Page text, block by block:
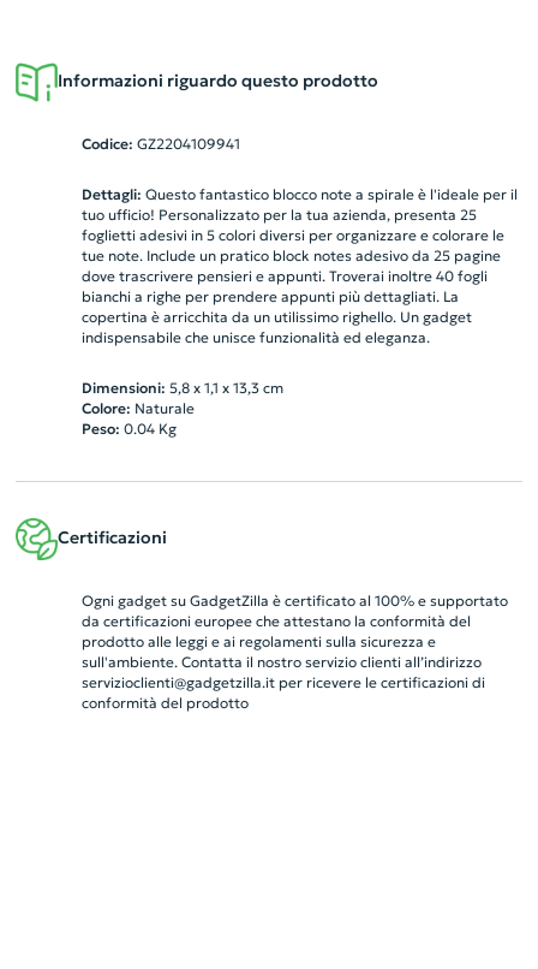
Informazioni riguardo questo prodotto
Codice: GZ2204109941
Dettagli: Questo fantastico blocco note a spirale è l'ideale per il
tuo ufficio! Personalizzato per la tua azienda, presenta 25
foglietti adesivi in 5 colori diversi per organizzare e colorare le
tue note. Include un pratico block notes adesivo da 25 pagine
dove trascrivere pensieri e appunti. Troverai inoltre 40 fogli
bianchi a righe per prendere appunti più dettagliati. La
copertina è arricchita da un utilissimo righello. Un gadget
indispensabile che unisce funzionalità ed eleganza.
Dimensioni: 5,8 x 1,1 x 13,3 cm
Colore: Naturale
Peso: 0.04Kg
Certificazioni
Ogni gadget su GadgetZilla è certificato al 100% e supportato
da certificazioni europee che attestano la conformità del
prodotto alle leggi e ai regolamenti sulla sicurezza e
sull'ambiente. Contatta il nostro servizio clienti all’indirizzo
servizioclienti@gadgetzilla.itper ricevere le certificazioni di
conformità del prodotto